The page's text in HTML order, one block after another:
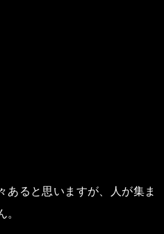
あると思いますが、人が集ま
。